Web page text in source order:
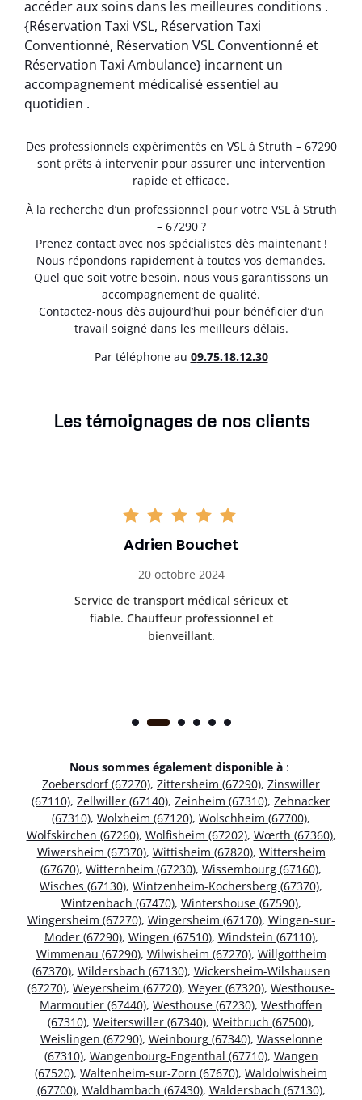
accéder aux soins dans les meilleures conditions .
{Réservation Taxi VSL, Réservation Taxi
Conventionné, Réservation VSL Conventionné et
Réservation Taxi Ambulance} incarnent un
accompagnement médicalisé essentiel au
quotidien .
Des professionnels expérimentés en VSL à Struth – 67290
sont prêts à intervenir pour assurer une intervention
rapide et efficace.
À la recherche d’un professionnel pour votre VSL à Struth
– 67290 ?
Prenez contact avec nos spécialistes dès maintenant !
Nous répondons rapidement à toutes vos demandes.
Quel que soit votre besoin, nous vous garantissons un
accompagnement de qualité.
Contactez-nous dès aujourd’hui pour bénéficier d’un
travail soigné dans les meilleurs délais.
Par téléphone au 09.75.18.12.30
Les témoignages de nos clients
Adrien Bouchet
20 octobre 2024
Service de transport médical sérieux et
fiable. Chauffeur professionnel et
bienveillant.
Nous sommes également disponible à :
Zoebersdorf (67270), Zittersheim (67290), Zinswiller
(67110), Zellwiller (67140), Zeinheim (67310), Zehnacker
(67310), Wolxheim (67120), Wolschheim (67700),
Wolfskirchen (67260), Wolfisheim (67202), Wœrth (67360),
Wiwersheim (67370), Wittisheim (67820), Wittersheim
(67670), Witternheim (67230), Wissembourg (67160),
Wisches (67130), Wintzenheim-Kochersberg (67370),
Wintzenbach (67470), Wintershouse (67590),
Wingersheim (67270), Wingersheim (67170), Wingen-sur-
Moder (67290), Wingen (67510), Windstein (67110),
Wimmenau (67290), Wilwisheim (67270), Willgottheim
(67370), Wildersbach (67130), Wickersheim-Wilshausen
(67270), Weyersheim (67720), Weyer (67320), Westhouse-
Marmoutier (67440), Westhouse (67230), Westhoffen
(67310), Weiterswiller (67340), Weitbruch (67500),
Weislingen (67290), Weinbourg (67340), Wasselonne
(67310), Wangenbourg-Engenthal (67710), Wangen
(67520), Waltenheim-sur-Zorn (67670), Waldolwisheim
(67700), Waldhambach (67430), Waldersbach (67130),